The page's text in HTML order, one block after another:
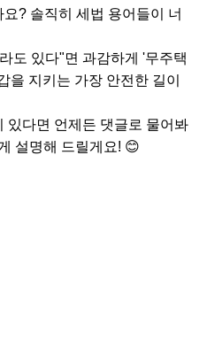
? 솔직히 세법 용어들이 너
도 있다"면 과감하게 '무주택
을 지키는 가장 안전한 길이
있다면 언제든 댓글로 물어봐
설명해 드릴게요! 😊